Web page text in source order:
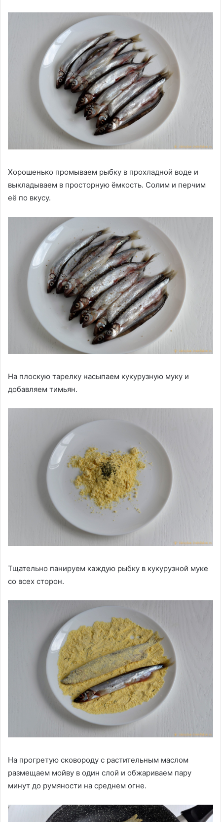
Хорошенько промываем рыбку в прохладной воде и
выкладываем в просторную ёмкость. Солим и перчим
её по вкусу.
На плоскую тарелку насыпаем кукурузную муку и
добавляем тимьян.
Тщательно панируем каждую рыбку в кукурузной муке
со всех сторон.
На прогретую сковороду с растительным маслом
размещаем мойву в один слой и обжариваем пару
минут до румяности на среднем огне.